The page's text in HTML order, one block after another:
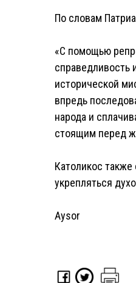
По словам
«С помощью
справедливость
исторической
впредь
народа и
стоящим перед
Католикос
укрепляться
Aysor